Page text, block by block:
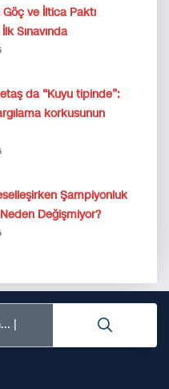
Göç ve İltica Paktı
Sınavında
da “Kuyu tipinde”:
korkusunun
Şampiyonluk
Değişmiyor?